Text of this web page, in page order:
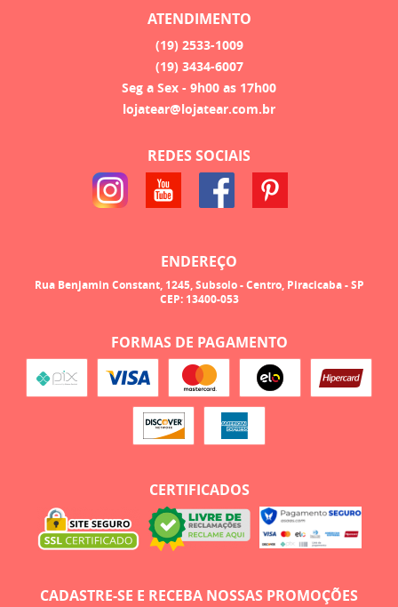
ATENDIMENTO
(19) 2533-1009
(19) 3434-6007
Seg a Sex - 9h00 as 17h00
lojatear@lojatear.com.br
REDES SOCIAIS
ENDEREÇO
Rua Benjamin Constant, 1245, Subsolo-Centro, Piracicaba-SP
CEP: 13400-053
FORMAS DE PAGAMENTO
CERTIFICADOS
CADASTRE-SE E RECEBA NOSSAS PROMOÇÕES